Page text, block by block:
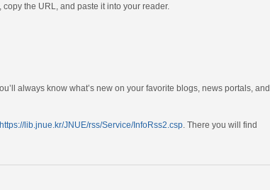
the URL, and paste it into your reader.
always know what’s new on your favorite blogs, news portals, and
https://lib.jnue.kr/JNUE/rss/Service/InfoRss2.csp . There you will find